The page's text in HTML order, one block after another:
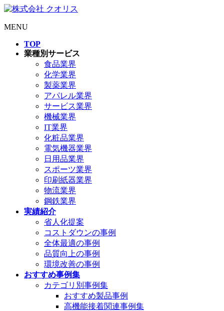
MENU
TOP
業種別サービス
食品業界
化学業界
製薬業界
アパレル業界
サービス業界
機械業界
IT業界
化粧品業界
電気機器業界
日用品業界
スポーツ業界
印刷紙器業界
物流業界
鋼鉄業界
実績紹介
省人化提案
コストダウンの事例
全体最適の事例
品質向上の事例
環境改善の事例
おすすめ事例集
カテゴリ別事例集
おすすめ製品事例
高機能接着関連事例集